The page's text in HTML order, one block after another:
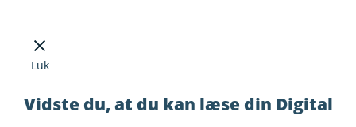
Luk
Vidste du, at du kan læse din Digital